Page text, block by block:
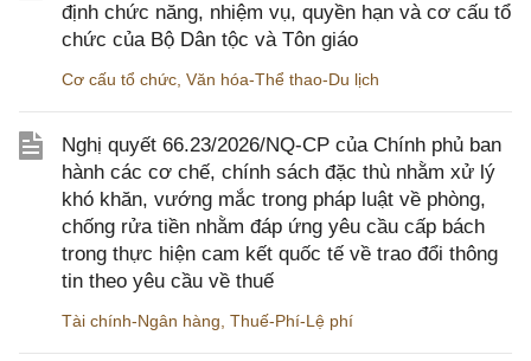
định chức năng, nhiệm vụ, quyền hạn và cơ cấu tổ
chức của Bộ Dân tộc và Tôn giáo
Cơ cấu tổ chức Văn hóa-Thể thao-Du lịch
Nghị quyết 66.23/2026/NQ-CP của Chính phủ ban
hành các cơ chế, chính sách đặc thù nhằm xử lý
khó khăn, vướng mắc trong pháp luật về phòng,
chống rửa tiền nhằm đáp ứng yêu cầu cấp bách
trong thực hiện cam kết quốc tế về trao đổi thông
tin theo yêu cầu về thuế
Tài chính-Ngân hàng Thuế-Phí-Lệ phí